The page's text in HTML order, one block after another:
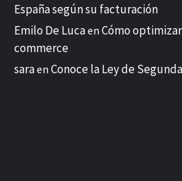
España según su facturación
Emilo De Lucaen Cómo
commerce
saraen Conoce la Ley de